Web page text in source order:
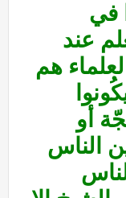
في
عند
هم
أو
الناس